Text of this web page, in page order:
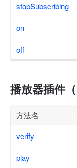
stopSubscribing
on
off
播放器插件
方法名
verify
play